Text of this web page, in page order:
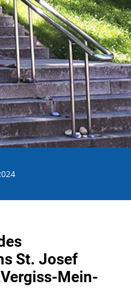
St. Josef
Mein-